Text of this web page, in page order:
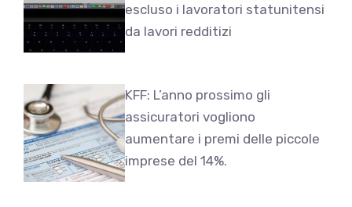
escluso i lavoratori statunitensi
da lavori redditizi
KFF: L’anno prossimo gli
assicuratori vogliono
aumentare i premi delle piccole
imprese del 14%.